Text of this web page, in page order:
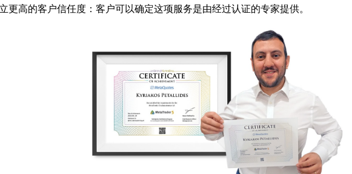
更高的客户信任度：客户可以确定这项服务是由经过认证的专家提供。